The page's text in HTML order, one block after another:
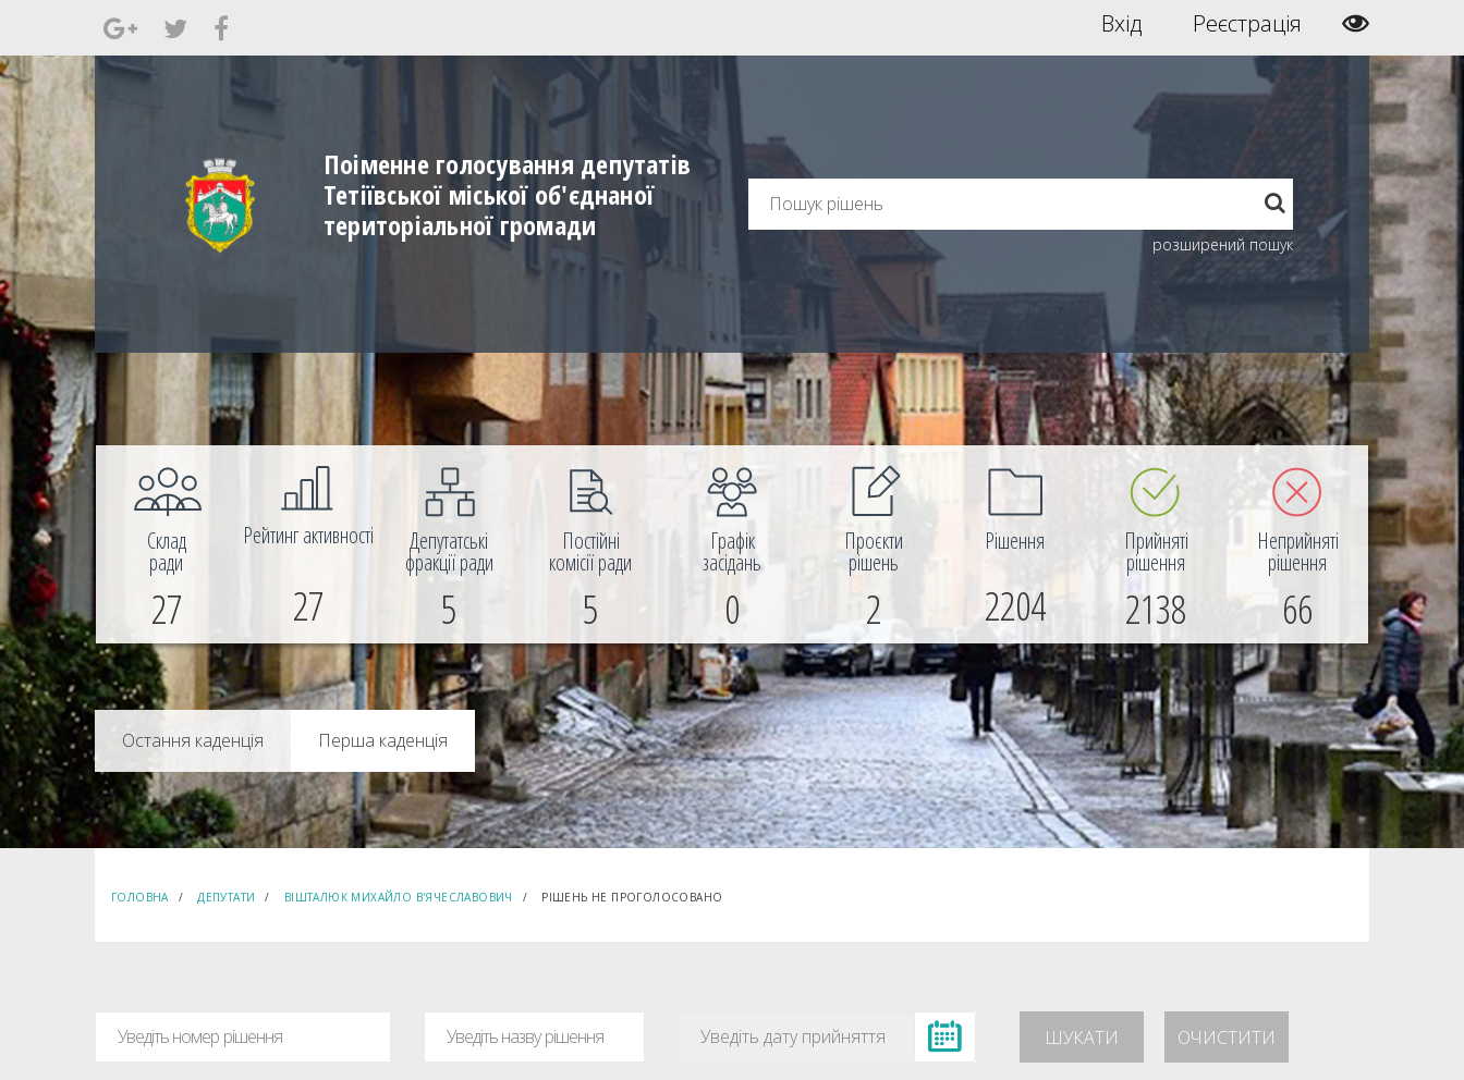
Вхід Реєстрація
Поіменне голосування депутатів
Тетіївської міської об'єднаної
територіальної громади
розширений пошук
Склад
ради
27
Рейтинг активності
27
Депутатські
фракції ради
5
Постійні
комісії ради
5
Графік
засідань
0
Проєкти
рішень
2
Рішення
2204
Прийняті
рішення
2138
Неприйняті
рішення
66
Перша каденція
ГОЛОВНА ДЕПУТАТИ ВІШТАЛЮК МИХАЙЛО В'ЯЧЕСЛАВОВИЧ РІШЕНЬ НЕ ПРОГОЛОСОВАНО
ШУКАТИ ОЧИСТИТИ